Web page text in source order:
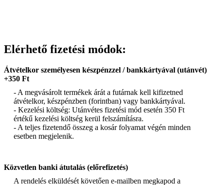
Elérhető fizetési módok:
Átvételkor személyesen készpénzzel / bankkártyával (utánvét)
+350 Ft
- A megvásárolt termékek árát a futárnak kell kifizetned
átvételkor, készpénzben (forintban) vagy bankkártyával.
- Kezelési költség: Utánvétes fizetési mód esetén 350 Ft
értékű kezelési költség kerül felszámításra.
- A teljes fizetendő összeg a kosár folyamat végén minden
esetben megjelenik.
Közvetlen banki átutalás (előrefizetés)
A rendelés elküldését követően e-mailben megkapod a